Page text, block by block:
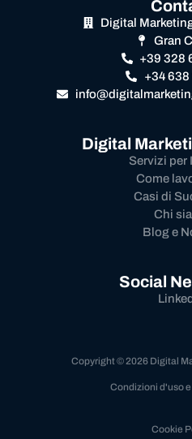
Digital
Gran
+39 328
+34
Digital
Servizi per
Come
Casi di
Chi
Blog e
Social
Copyright © 2026 Digital
Condizioni d'uso
Cookie